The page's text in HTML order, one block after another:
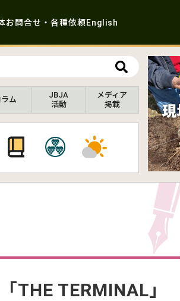
お問合せ・各種依頼English
ラム
JBJA
活動
メディア
掲載
THE TERMINAL」